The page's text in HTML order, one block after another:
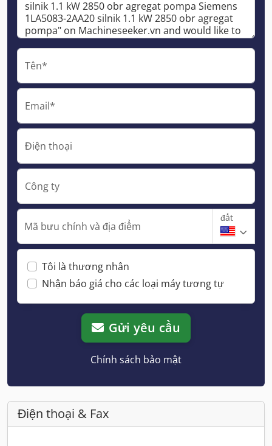
Tên*
Email*
Điện thoại
Công ty
Mã bưu chính và địa điểm
đất
Tôi là thương nhân
Nhận báo giá cho các loại máy tương tự
Gửi yêu cầu
Chính sách bảo mật
Điện thoại & Fax